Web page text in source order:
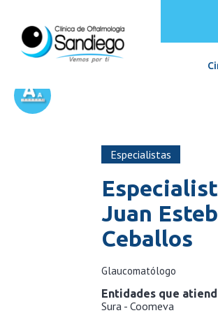
Especialistas
Juan
Ceballos
Glaucomatólogo
Entidades que
Sura - Coomeva